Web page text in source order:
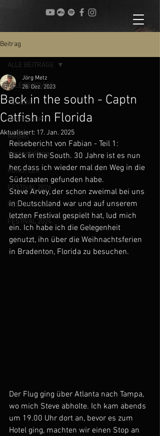
Beitrag
ALLE BEITRÄGE
VEREIN
WORKSHOP
Medien
Veranstaltung
KÜNSTLER
FESTIVAL 2026
FESTIVAL 2025
FESTIVAL 2024
ALLE BEITRÄGE
Back in the south - Captn
Catfish in Florida
Jörg Metz
28. Dez. 2023
Aktualisiert: 17. Jan. 2025
Reisebericht von Fabian - Teil 1:
Back in the South. 30 Jahre ist es nun
her, dass ich wieder mal den Weg in die
Südstaaten gefunden habe.
Steve Arvey, der schon zweimal bei uns
in Deutschland war und auf unserem
letzten Festival gespielt hat, lud mich
ein. Ich habe ich die Gelegenheit
genutzt, ihn über die Weihnachtsferien
in Bradenton, Florida zu besuchen.
Der Flug ging über Atlanta nach Tampa,
wo mich Steve abholte. Ich kam abends
um 19.00 Uhr dort an, bevor es zum
Hotel ging, machten wir einen Stop an